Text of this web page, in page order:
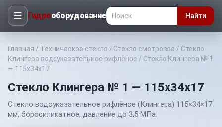
☰ Гидрооборудование Найти
Главная / Техническое стекло / Стекло смотровое / Стекло
Клингера водоуказательное рифлёное / Стекло Клингера № 1
— 115х34х17
Стекло Клингера № 1 — 115х34х17
Стекло водоуказательное рифлёное (Клингера) 115×34×17
мм, боросиликатное, давление до 3,5 МПа.